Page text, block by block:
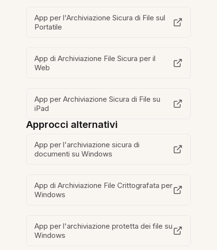
App per l'Archiviazione Sicura di File sul
Portatile
App di Archiviazione File Sicura per il
Web
App per Archiviazione Sicura di File su
iPad
Approcci alternativi
App per l'archiviazione sicura di
documenti su Windows
App di Archiviazione File Crittografata per
Windows
App per l'archiviazione protetta dei file su
Windows